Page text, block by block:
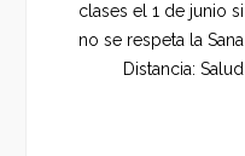
clases el 1 de junio si
no se respeta la Sana
Distancia: Salud